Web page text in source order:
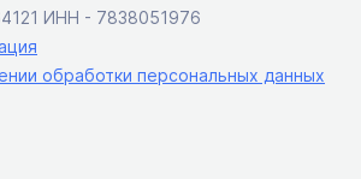
ИНН - 7838051976
обработки персональных данных